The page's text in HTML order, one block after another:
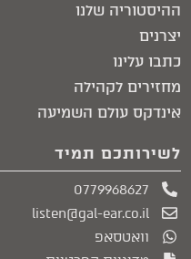
ההיסטוריה שלנו
יצרנים
כתבו עלינו
מחזירים לקהילה
אינדקס עולם השמיעה
לשירותכם תמיד
0779968627
listen@gal-ear.co.il
וואטסאפ